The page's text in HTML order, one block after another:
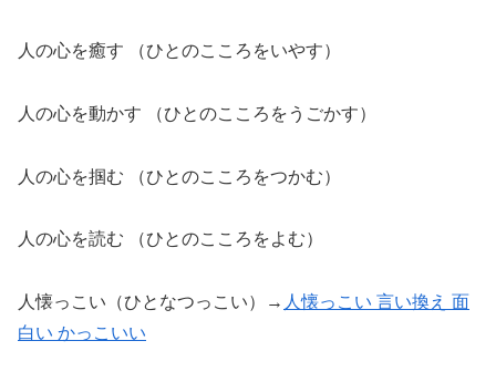
人の心を癒す （ひとのこころをいやす）
人の心を動かす （ひとのこころをうごかす）
人の心を掴む （ひとのこころをつかむ）
人の心を読む （ひとのこころをよむ）
人懐っこい（ひとなつっこい）→ 人懐っこい 言い換え 面
白い かっこいい